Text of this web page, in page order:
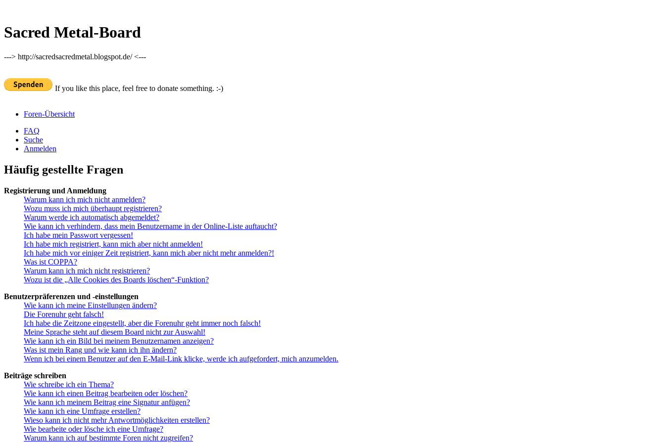
Sacred Metal-Board
---> http://sacredsacredmetal.blogspot.de/ <---
If you like this place, feel free to donate something. :-)
Foren-Übersicht
FAQ
Suche
Anmelden
Häufig gestellte Fragen
Registrierung und Anmeldung
Warum kann ich mich nicht anmelden?
Wozu muss ich mich überhaupt registrieren?
Warum werde ich automatisch abgemeldet?
Wie kann ich verhindern, dass mein Benutzername in der Online-Liste auftaucht?
Ich habe mein Passwort vergessen!
Ich habe mich registriert, kann mich aber nicht anmelden!
Ich habe mich vor einiger Zeit registriert, kann mich aber nicht mehr anmelden?!
Was ist COPPA?
Warum kann ich mich nicht registrieren?
Wozu ist die „Alle Cookies des Boards löschen“-Funktion?
Benutzerpräferenzen und -einstellungen
Wie kann ich meine Einstellungen ändern?
Die Forenuhr geht falsch!
Ich habe die Zeitzone eingestellt, aber die Forenuhr geht immer noch falsch!
Meine Sprache steht auf diesem Board nicht zur Auswahl!
Wie kann ich ein Bild bei meinem Benutzernamen anzeigen?
Was ist mein Rang und wie kann ich ihn ändern?
Wenn ich bei einem Benutzer auf den E-Mail-Link klicke, werde ich aufgefordert, mich anzumelden.
Beiträge schreiben
Wie schreibe ich ein Thema?
Wie kann ich einen Beitrag bearbeiten oder löschen?
Wie kann ich meinem Beitrag eine Signatur anfügen?
Wie kann ich eine Umfrage erstellen?
Wieso kann ich nicht mehr Antwortmöglichkeiten erstellen?
Wie bearbeite oder lösche ich eine Umfrage?
Warum kann ich auf bestimmte Foren nicht zugreifen?